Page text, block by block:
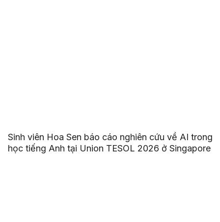
Sinh viên Hoa Sen báo cáo nghiên cứu về AI trong
học tiếng Anh tại Union TESOL 2026 ở Singapore